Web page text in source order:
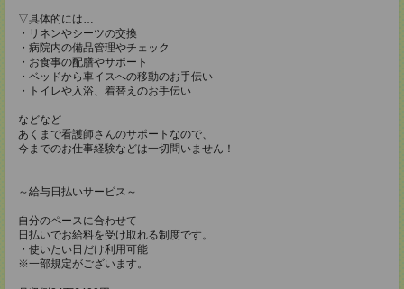
▽具体的には…
・リネンやシーツの交換
・病院内の備品管理やチェック
・お食事の配膳やサポート
・ベッドから車イスへの移動のお手伝い
・トイレや入浴、着替えのお手伝い
などなど
あくまで看護師さんのサポートなので、
今までのお仕事経験などは一切問いません！
～給与日払いサービス～
自分のペースに合わせて
日払いでお給料を受け取れる制度です。
・使いたい日だけ利用可能
※一部規定がございます。